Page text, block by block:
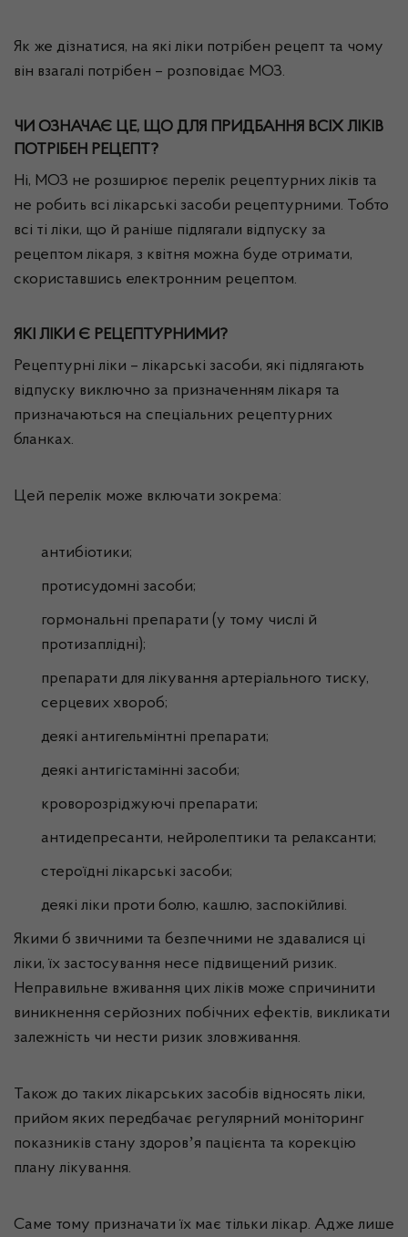
Як же дізнатися, на які ліки потрібен рецепт та чому
він взагалі потрібен – розповідає МОЗ.
ЧИ ОЗНАЧАЄ ЦЕ, ЩО ДЛЯ ПРИДБАННЯ ВСІХ ЛІКІВ
ПОТРІБЕН РЕЦЕПТ?
Ні, МОЗ не розширює перелік рецептурних ліків та
не робить всі лікарські засоби рецептурними. Тобто
всі ті ліки, що й раніше підлягали відпуску за
рецептом лікаря, з квітня можна буде отримати,
скориставшись електронним рецептом.
ЯКІ ЛІКИ Є РЕЦЕПТУРНИМИ?
Рецептурні ліки – лікарські засоби, які підлягають
відпуску виключно за призначенням лікаря та
призначаються на спеціальних рецептурних
бланках.
Цей перелік може включати зокрема:
антибіотики;
протисудомні засоби;
гормональні препарати (у тому числі й
протизаплідні);
препарати для лікування артеріального тиску,
серцевих хвороб;
деякі антигельмінтні препарати;
деякі антигістамінні засоби;
кроворозріджуючі препарати;
антидепресанти, нейролептики та релаксанти;
стероїдні лікарські засоби;
деякі ліки проти болю, кашлю, заспокійливі.
Якими б звичними та безпечними не здавалися ці
ліки, їх застосування несе підвищений ризик.
Неправильне вживання цих ліків може спричинити
виникнення серйозних побічних ефектів, викликати
залежність чи нести ризик зловживання.
Також до таких лікарських засобів відносять ліки,
прийом яких передбачає регулярний моніторинг
показників стану здоровʼя пацієнта та корекцію
плану лікування.
Саме тому призначати їх має тільки лікар. Адже лише